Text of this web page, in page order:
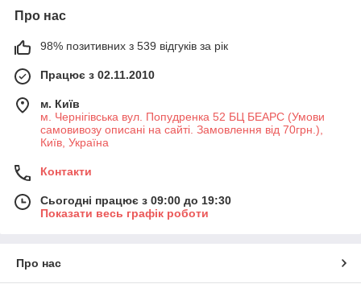
Про нас
98% позитивних з 539 відгуків за рік
Працює з 02.11.2010
м. Київ
м. Чернігівська вул. Попудренка 52 БЦ БЕАРС (Умови
самовивозу описані на сайті. Замовлення від 70грн.),
Київ, Україна
Контакти
Сьогодні працює з 09:00 до 19:30
Показати весь графік роботи
Про нас